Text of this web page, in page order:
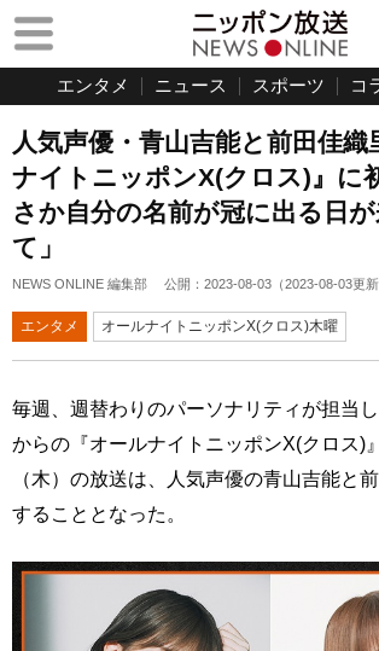
エンタメ ニュース スポーツ コ
人気声優・青山吉能と前田佳
ナイトニッポンX(クロス)』に
さか自分の名前が冠に出る日
て」
NEWS ONLINE 編集部 公開： 2023-08-03 （2023-08-03更新
エンタメ オールナイトニッポンX(クロス)木曜
毎週、週替わりのパーソナリティが担当
からの『オールナイトニッポンX(クロス)
（木）の放送は、人気声優の青山吉能と
することとなった。